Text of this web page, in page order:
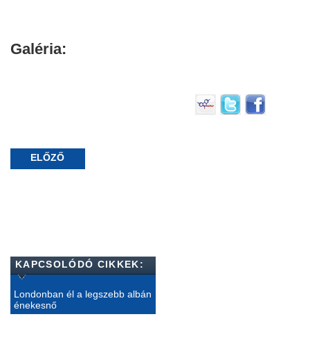
Galéria:
ELŐZŐ
KAPCSOLÓDÓ CIKKEK:
Londonban él a legszebb albán
énekesnő